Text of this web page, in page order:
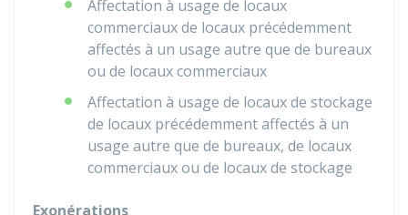
Affectation à usage de locaux
commerciaux de locaux précédemment
affectés à un usage autre que de bureaux
ou de locaux commerciaux
Affectation à usage de locaux de stockage
de locaux précédemment affectés à un
usage autre que de bureaux, de locaux
commerciaux ou de locaux de stockage
Exonérations